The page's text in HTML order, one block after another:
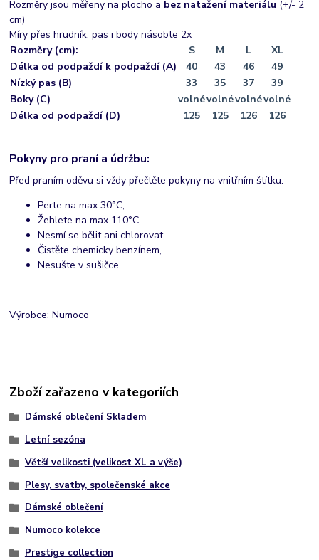
Rozměry jsou měřeny na plocho a bez natažení materiálu (+/- 2
cm)
Míry přes hrudník, pas i body násobte 2x
Rozměry (cm):
S M L
XL
Délka od podpaždí k podpaždí (A)
40 43 46
49
Nízký pas (B)
33 35 37
39
Boky (C)
volnévolnévolnévolné
Délka od podpaždí (D)
125 125 126 126
Pokyny pro praní a údržbu:
Před praním oděvu si vždy přečtěte pokyny na vnitřním štítku.
Perte na max 30°C,
Žehlete na max 110°C,
Nesmí se bělit ani chlorovat,
Čistěte chemicky benzínem,
Nesušte v sušičce.
Výrobce: Numoco
Zboží zařazeno v kategoriích
Dámské oblečení Skladem
Letní sezóna
Větší velikosti (velikost XL a výše)
Plesy, svatby, společenské akce
Dámské oblečení
Numoco kolekce
Prestige collection